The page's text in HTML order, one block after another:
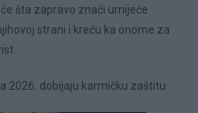
šta zapravo znači umijeće
strani i kreću ka onome za
2026. dobijaju karmičku zaštitu